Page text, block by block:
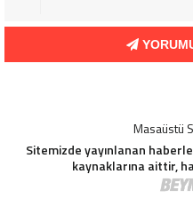
Masaüstü
Sitemizde yayınlanan
kaynaklarına aittir,